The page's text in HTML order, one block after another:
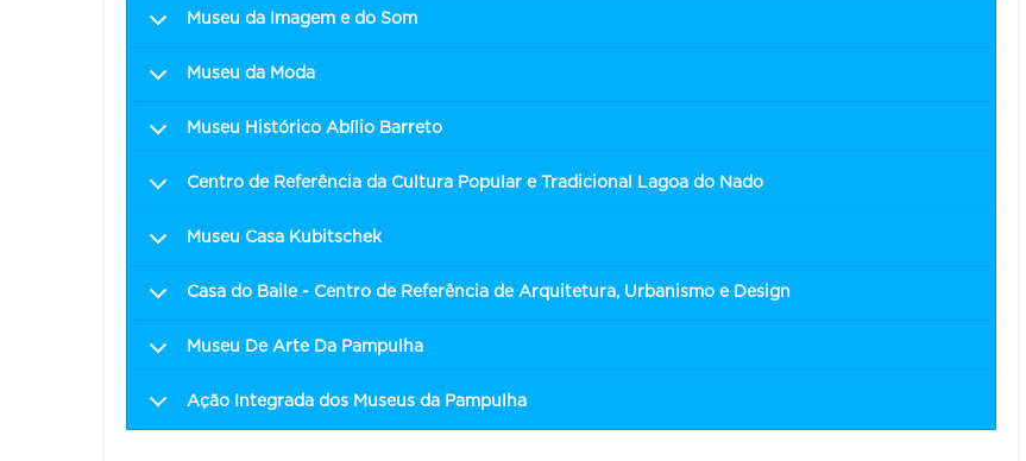
Museu da Imagem e do Som
Museu da Moda
Museu Histórico Abílio Barreto
Centro de Referência da Cultura Popular e Tradicional Lagoa do Nado
Museu Casa Kubitschek
Casa do Baile - Centro de Referência de Arquitetura, Urbanismo e Design
Museu De Arte Da Pampulha
Ação Integrada dos Museus da Pampulha